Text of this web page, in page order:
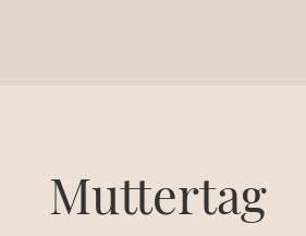
Muttertag